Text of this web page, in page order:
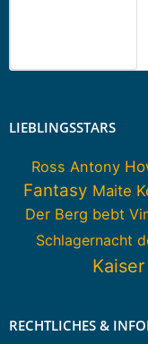
LIEBLINGSSTARS
Ross Antony
Fantasy Maite
Der Berg bebt
Schlagernacht
Kaiser
RECHTLICHES &